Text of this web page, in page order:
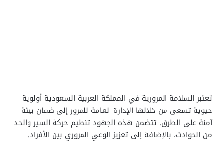
تعتبر السلامة المرورية في المملكة العربية السعودية أولوية
حيوية تسعى من خلالها الإدارة العامة للمرور إلى ضمان بيئة
آمنة على الطرق. تتضمن هذه الجهود تنظيم حركة السير والحد
من الحوادث، بالإضافة إلى تعزيز الوعي المروري بين الأفراد.